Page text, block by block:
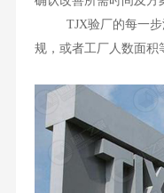
TJX验厂的每一步
规，或者工厂人数面积